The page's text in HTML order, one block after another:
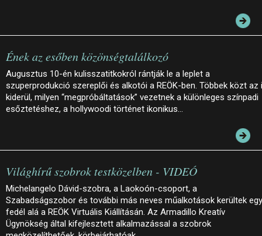
Ének az esőben közönségtalálkozó
Augusztus 10-én kulisszatitkokról rántják le a leplet a
szuperprodukció szereplői és alkotói a REÖK-ben. Többek közt az
kiderül, milyen “megpróbáltatások” vezetnek a különleges színpadi
esőztetéshez, a hollywoodi történet ikonikus…
Világhírű szobrok testközelben - VIDEÓ
Michelangelo Dávid-szobra, a Laokoón-csoport, a
Szabadságszobor és további más neves műalkotások kerültek egy
fedél alá a REÖK Virtuális Kiállításán. Az Armadillo Kreatív
Ügynökség által kifejlesztett alkalmazással a szobrok